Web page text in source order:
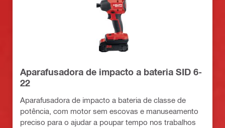
Aparafusadora de impacto a bateria SID 6-
22
Aparafusadora de impacto a bateria de classe de
potência, com motor sem escovas e manuseamento
preciso para o ajudar a poupar tempo nos trabalhos